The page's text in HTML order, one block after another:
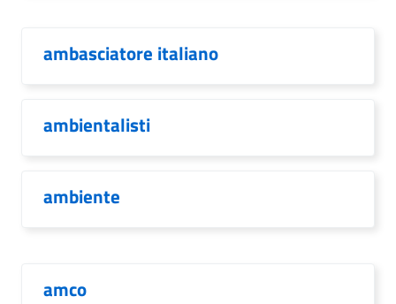
ambasciatore italiano
ambientalisti
ambiente
amco